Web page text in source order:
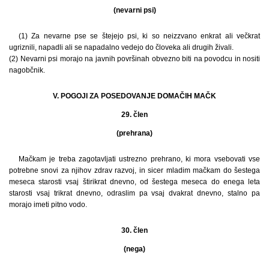
(nevarni psi)
(1) Za nevarne pse se štejejo psi, ki so neizzvano enkrat ali večkrat
ugriznili, napadli ali se napadalno vedejo do človeka ali drugih živali.
(2) Nevarni psi morajo na javnih površinah obvezno biti na povodcu in nositi
nagobčnik.
V. POGOJI ZA POSEDOVANJE DOMAČIH MAČK
29. člen
(prehrana)
Mačkam je treba zagotavljati ustrezno prehrano, ki mora vsebovati vse
potrebne snovi za njihov zdrav razvoj, in sicer mladim mačkam do šestega
meseca starosti vsaj štirikrat dnevno, od šestega meseca do enega leta
starosti vsaj trikrat dnevno, odraslim pa vsaj dvakrat dnevno, stalno pa
morajo imeti pitno vodo.
30. člen
(nega)